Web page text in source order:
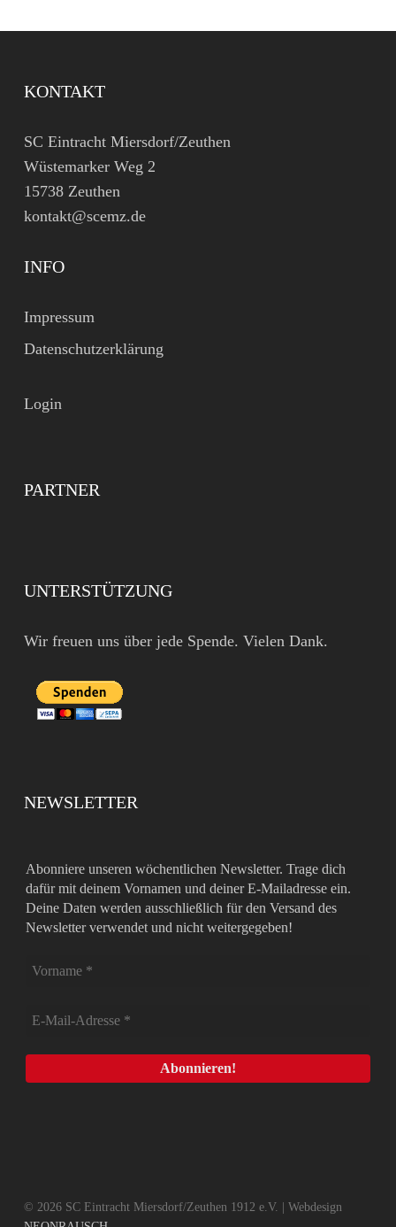
KONTAKT
SC Eintracht Miersdorf/Zeuthen
Wüstemarker Weg 2
15738 Zeuthen
kontakt@scemz.de
INFO
Impressum
Datenschutzerklärung
Login
PARTNER
UNTERSTÜTZUNG
Wir freuen uns über jede Spende. Vielen Dank.
NEWSLETTER
Abonniere unseren wöchentlichen Newsletter. Trage dich
dafür mit deinem Vornamen und deiner E-Mailadresse ein.
Deine Daten werden ausschließlich für den Versand des
Newsletter verwendet und nicht weitergegeben!
© 2026 SC Eintracht Miersdorf/Zeuthen 1912 e.V. | Webdesign